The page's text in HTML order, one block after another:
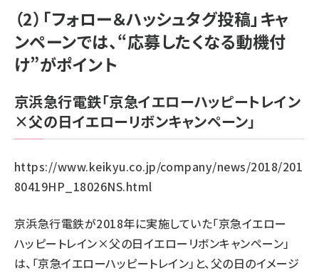
（2）「フォロー＆ハッシュタグ投稿」キャ
ンペーンでは、“応募したくなる動機付
け”がポイント
京浜急行電鉄「京急イエローハッピートレイン
×父の日イエローリボンキャンペーン」
https://www.keikyu.co.jp/company/news/2018/201
80419HP_18026NS.html
京浜急行電鉄が2018年に実施していた「京急イエロー
ハッピートレイン×父の日イエローリボンキャンペーン」
は、「京急イエローハッピートレイン」と、父の日のイメージ